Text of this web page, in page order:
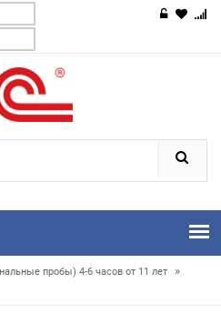
пробы) 4-6 часов от 11 лет »